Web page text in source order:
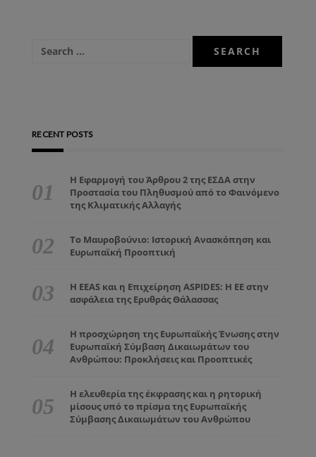
RECENT POSTS
Η Εφαρμογή του Άρθρου 2 της ΕΣΔΑ στην
Προστασία του Πληθυσμού από το Φαινόμενο
της Κλιματικής Αλλαγής
Το Μαυροβούνιο: Ιστορική Ανασκόπηση και
Ευρωπαϊκή Προοπτική
Η EEAS και η Επιχείρηση ASPIDES: Η ΕΕ στην
ασφάλεια της Ερυθράς Θάλασσας
Η προσχώρηση της Ευρωπαϊκής Ένωσης στην
Ευρωπαϊκή Σύμβαση Δικαιωμάτων του
Ανθρώπου: Προκλήσεις και Προοπτικές
Η ελευθερία της έκφρασης και η ρητορική
μίσους υπό το πρίσμα της Ευρωπαϊκής
Σύμβασης Δικαιωμάτων του Ανθρώπου